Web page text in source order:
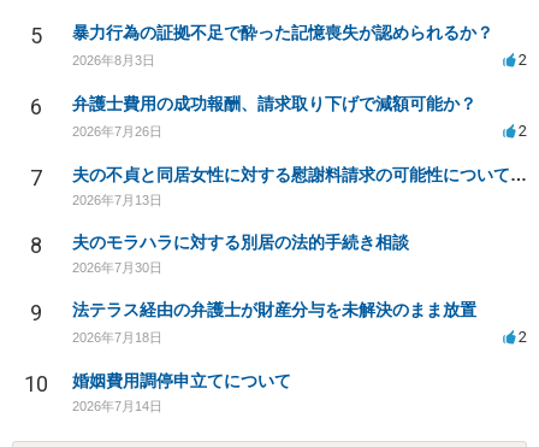
5 暴力行為の証拠不足で酔った記憶喪失が認められるか？
2026年8月3日 2
6 弁護士費用の成功報酬、請求取り下げで減額可能か？
2026年7月26日 2
7 夫の不貞と同居女性に対する慰謝料請求の可能性について相談
2026年7月13日
8 夫のモラハラに対する別居の法的手続き相談
2026年7月30日
9 法テラス経由の弁護士が財産分与を未解決のまま放置
2026年7月18日 2
10 婚姻費用調停申立てについて
2026年7月14日